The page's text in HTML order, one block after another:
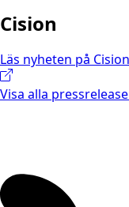
Cision
Läs nyheten på Cision
Visa alla